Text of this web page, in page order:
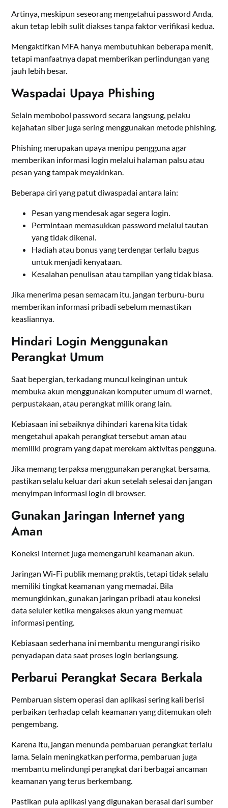
Artinya, meskipun seseorang mengetahui password Anda,
akun tetap lebih sulit diakses tanpa faktor verifikasi kedua.
Mengaktifkan MFA hanya membutuhkan beberapa menit,
tetapi manfaatnya dapat memberikan perlindungan yang
jauh lebih besar.
Waspadai Upaya Phishing
Selain membobol password secara langsung, pelaku
kejahatan siber juga sering menggunakan metode phishing.
Phishing merupakan upaya menipu pengguna agar
memberikan informasi login melalui halaman palsu atau
pesan yang tampak meyakinkan.
Beberapa ciri yang patut diwaspadai antara lain:
Pesan yang mendesak agar segera login.
Permintaan memasukkan password melalui tautan
yang tidak dikenal.
Hadiah atau bonus yang terdengar terlalu bagus
untuk menjadi kenyataan.
Kesalahan penulisan atau tampilan yang tidak biasa.
Jika menerima pesan semacam itu, jangan terburu-buru
memberikan informasi pribadi sebelum memastikan
keasliannya.
Hindari Login Menggunakan
Perangkat Umum
Saat bepergian, terkadang muncul keinginan untuk
membuka akun menggunakan komputer umum di warnet,
perpustakaan, atau perangkat milik orang lain.
Kebiasaan ini sebaiknya dihindari karena kita tidak
mengetahui apakah perangkat tersebut aman atau
memiliki program yang dapat merekam aktivitas pengguna.
Jika memang terpaksa menggunakan perangkat bersama,
pastikan selalu keluar dari akun setelah selesai dan jangan
menyimpan informasi login di browser.
Gunakan Jaringan Internet yang
Aman
Koneksi internet juga memengaruhi keamanan akun.
Jaringan Wi-Fi publik memang praktis, tetapi tidak selalu
memiliki tingkat keamanan yang memadai. Bila
memungkinkan, gunakan jaringan pribadi atau koneksi
data seluler ketika mengakses akun yang memuat
informasi penting.
Kebiasaan sederhana ini membantu mengurangi risiko
penyadapan data saat proses login berlangsung.
Perbarui Perangkat Secara Berkala
Pembaruan sistem operasi dan aplikasi sering kali berisi
perbaikan terhadap celah keamanan yang ditemukan oleh
pengembang.
Karena itu, jangan menunda pembaruan perangkat terlalu
lama. Selain meningkatkan performa, pembaruan juga
membantu melindungi perangkat dari berbagai ancaman
keamanan yang terus berkembang.
Pastikan pula aplikasi yang digunakan berasal dari sumber